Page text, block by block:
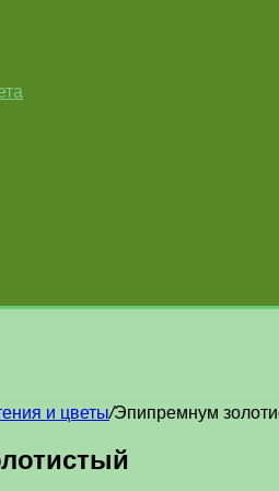
и цветы/Эпипремнум